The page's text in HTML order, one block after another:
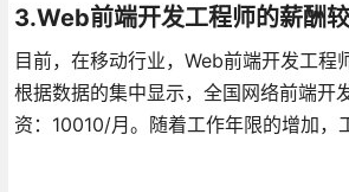
3.Web前端开发工程师的薪酬较
目前，在移动行业，Web前端开发工程
根据数据的集中显示，全国网络前端开
资：10010/月。随着工作年限的增加，